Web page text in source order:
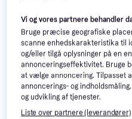
Vi og vores partnere behandler
Bruge præcise geografiske
scanne enhedskarakteristika til
og/eller tilgå oplysninger på en
annonceringseffektivitet. Bruge
at vælge annoncering. Tilpasset
annoncerings- og
og udvikling af tjenester.
Liste over partnere (leverandører)